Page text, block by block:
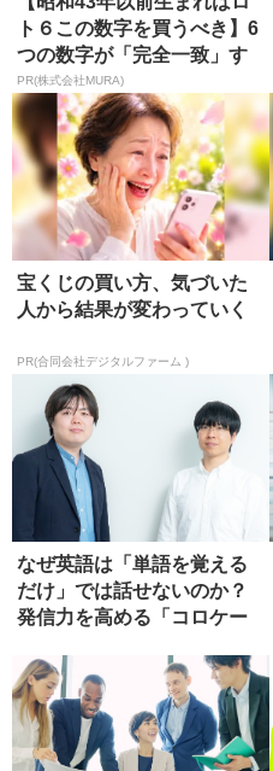
ト６この数字を買うべき】6
つの数字が「完全一致」す
る方...
PR(株式会社MURA)
宝くじの買い方、気づいた
人から結果が変わっていく
PR(合同会社デジタルファーム )
なぜ英語は「単語を覚える
だけ」では話せないのか？
発信力を高める「コロケー